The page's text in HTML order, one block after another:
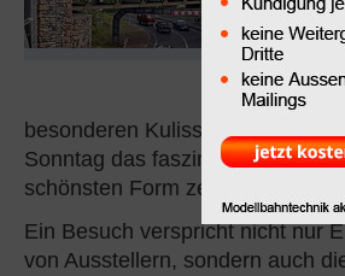
besonderen Kulisse der
Sonntag das faszinierende
schönsten Form zelebriert.
Ein Besuch verspricht nicht nur
von Ausstellern, sondern auch